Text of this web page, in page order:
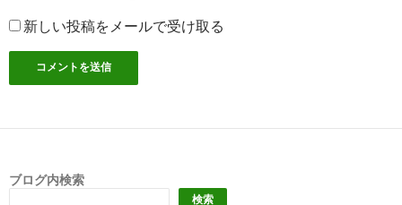
新しい投稿をメールで受け取る
ブログ内検索
検索